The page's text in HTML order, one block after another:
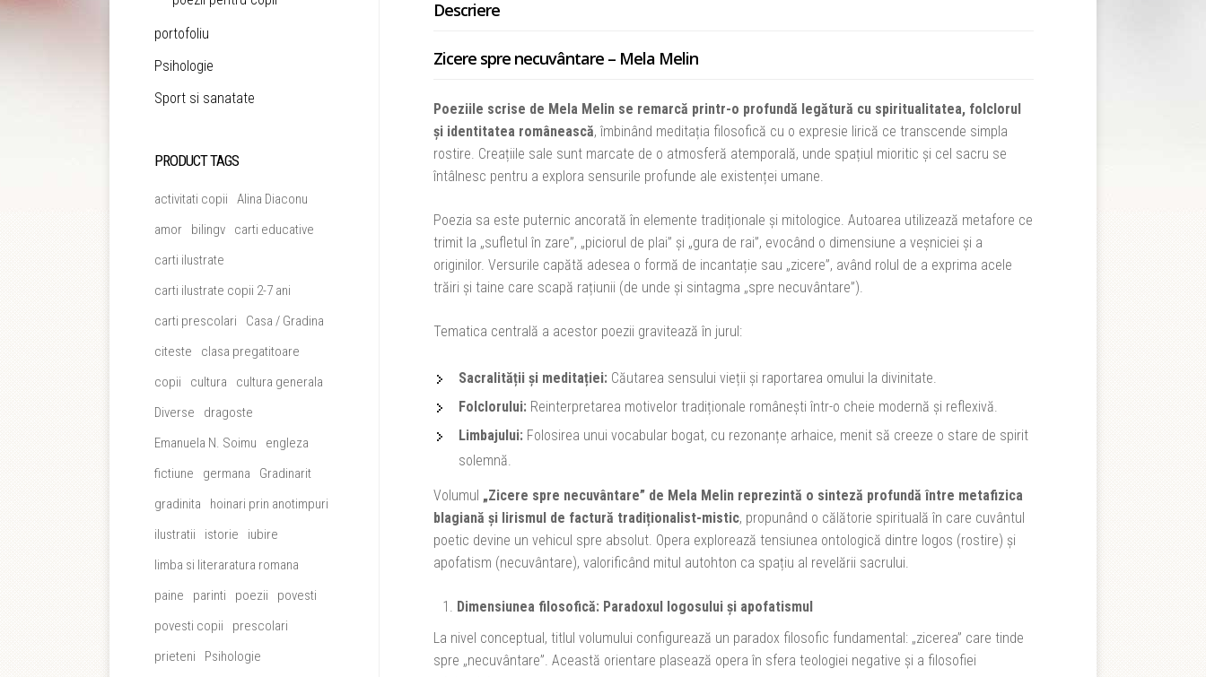
Descriere
Zicere spre necuvântare – Mela Melin
Poeziile scrise de Mela Melin se remarcă printr-o profundă legătură cu spiritualitatea, folclorul
și identitatea românească, îmbinând meditația filosofică cu o expresie lirică ce transcende simpla
rostire. Creațiile sale sunt marcate de o atmosferă atemporală, unde spațiul mioritic și cel sacru se
întâlnesc pentru a explora sensurile profunde ale existenței umane.
Poezia sa este puternic ancorată în elemente tradiționale și mitologice. Autoarea utilizează metafore ce
trimit la „sufletul în zare”, „piciorul de plai” și „gura de rai”, evocând o dimensiune a veșniciei și a
originilor. Versurile capătă adesea o formă de incantație sau „zicere”, având rolul de a exprima acele
trăiri și taine care scapă rațiunii (de unde și sintagma „spre necuvântare”).
Tematica centrală a acestor poezii gravitează în jurul:
Sacralității și meditației: Căutarea sensului vieții și raportarea omului la divinitate.
Folclorului: Reinterpretarea motivelor tradiționale românești într-o cheie modernă și reflexivă.
Limbajului: Folosirea unui vocabular bogat, cu rezonanțe arhaice, menit să creeze o stare de spirit
solemnă.
Volumul „Zicere spre necuvântare” de Mela Melin reprezintă o sinteză profundă între metafizica
blagiană și lirismul de factură tradiționalist-mistic, propunând o călătorie spirituală în care cuvântul
poetic devine un vehicul spre absolut. Opera explorează tensiunea ontologică dintre logos (rostire) și
apofatism (necuvântare), valorificând mitul autohton ca spațiu al revelării sacrului.
Dimensiunea filosofică: Paradoxul logosului și apofatismul
La nivel conceptual, titlul volumului configurează un paradox filosofic fundamental: „zicerea” care tinde
spre „necuvântare”. Această orientare plasează opera în sfera teologiei negative și a filosofiei
portofoliu
Psihologie
Sport si sanatate
PRODUCT TAGS
activitati copii
Alina Diaconu
amor
bilingv
carti educative
carti ilustrate
carti ilustrate copii 2-7 ani
carti prescolari
Casa / Gradina
citeste
clasa pregatitoare
copii
cultura
cultura generala
Diverse
dragoste
Emanuela N. Soimu
engleza
fictiune
germana
Gradinarit
gradinita
hoinari prin anotimpuri
ilustratii
istorie
iubire
limba si literaratura romana
paine
parinti poezii
povesti
povesti copii
prescolari
prieteni
Psihologie